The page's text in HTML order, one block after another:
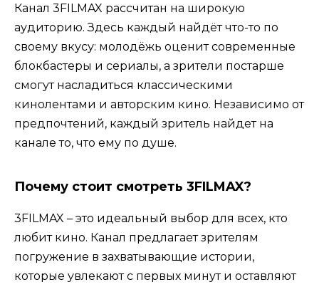
Канал 3FILMAX рассчитан на широкую
аудиторию. Здесь каждый найдёт что-то по
своему вкусу: молодёжь оценит современные
блокбастеры и сериалы, а зрители постарше
смогут насладиться классическими
кинолентами и авторским кино. Независимо от
предпочтений, каждый зритель найдет на
канале то, что ему по душе.
Почему стоит смотреть 3FILMAX?
3FILMAX – это идеальный выбор для всех, кто
любит кино. Канал предлагает зрителям
погружение в захватывающие истории,
которые увлекают с первых минут и оставляют